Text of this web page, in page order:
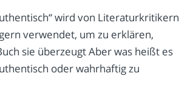
wird von Literaturkritikern
verwendet, um zu erklären,
sie überzeugt Aber was heißt es
oder wahrhaftig zu